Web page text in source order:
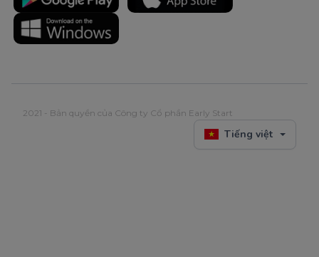
2021 - Bản quyền của Công ty Cổ phần Early Start
Tiếng việt